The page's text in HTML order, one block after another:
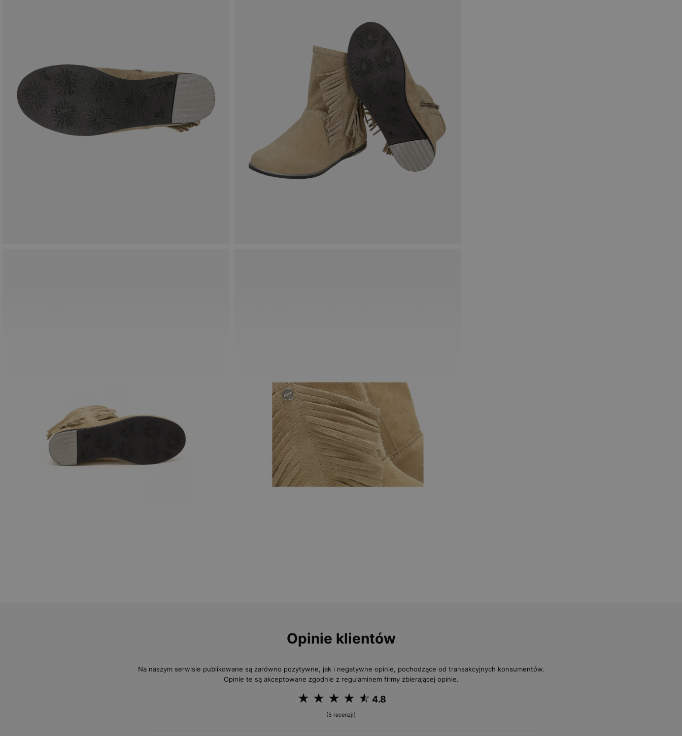
Opinie klientów
Na naszym serwisie publikowane są zarówno pozytywne, jak i negatywne opinie, pochodzące od transakcyjnych konsumentów.
Opinie te są akceptowane zgodnie z regulaminem firmy zbierającej opinie.
4.8
(5 recenzji)